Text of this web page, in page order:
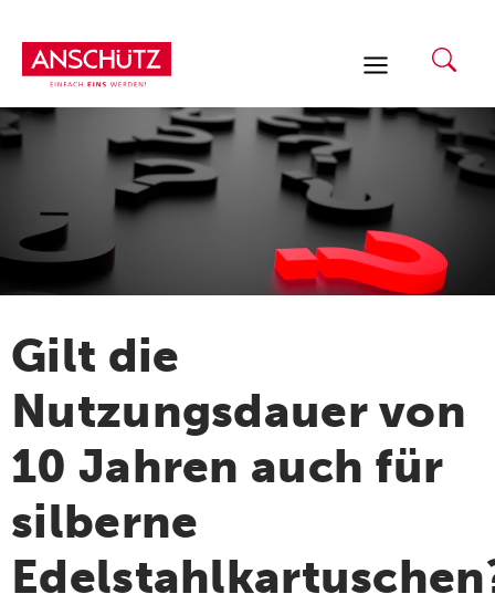
Inhalt
springen
Gilt die
Nutzungsdauer von
10 Jahren auch für
silberne